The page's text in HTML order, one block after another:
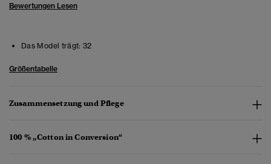
Bewertungen Lesen
Das Model trägt: 32
Größentabelle
Zusammensetzung und Pflege
100 % „Cotton in Conversion“